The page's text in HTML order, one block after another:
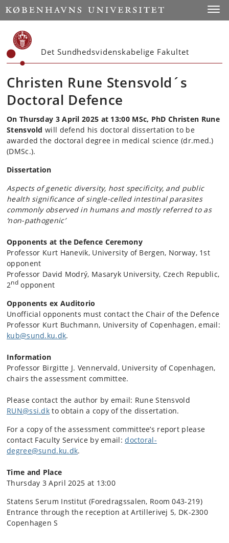
Start
Det Sundhedsvidenskabelige Fakultet
Christen Rune Stensvold´s
Doctoral Defence
On Thursday 3 April 2025 at 13:00 MSc, PhD Christen Rune
Stensvold will defend his doctoral dissertation to be
awarded the doctoral degree in medical science (dr.med.)
(DMSc.).
Dissertation
Aspects of genetic diversity, host specificity, and public
health significance of single-celled intestinal parasites
commonly observed in humans and mostly referred to as
‘non-pathogenic’
Opponents at the Defence Ceremony
Professor Kurt Hanevik, University of Bergen, Norway, 1st
opponent
Professor David Modrý, Masaryk University, Czech Republic,
2ndopponent
Opponents ex Auditorio
Unofficial opponents must contact the Chair of the Defence
Professor Kurt Buchmann, University of Copenhagen, email:
kub@sund.ku.dk.
Information
Professor Birgitte J. Vennervald, University of Copenhagen,
chairs the assessment committee.
Please contact the author by email: Rune Stensvold
RUN@ssi.dk to obtain a copy of the dissertation.
For a copy of the assessment committee’s report please
contact Faculty Service by email:doctoral-
degree@sund.ku.dk.
Time and Place
Thursday 3 April 2025 at 13:00
Statens Serum Institut (Foredragssalen, Room 043-219)
Entrance through the reception at Artillerivej 5, DK-2300
Copenhagen S